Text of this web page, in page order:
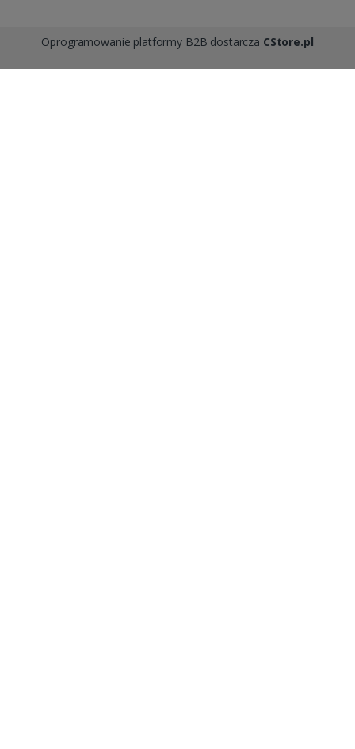
Oprogramowanie platformy B2B dostarcza CStore.pl